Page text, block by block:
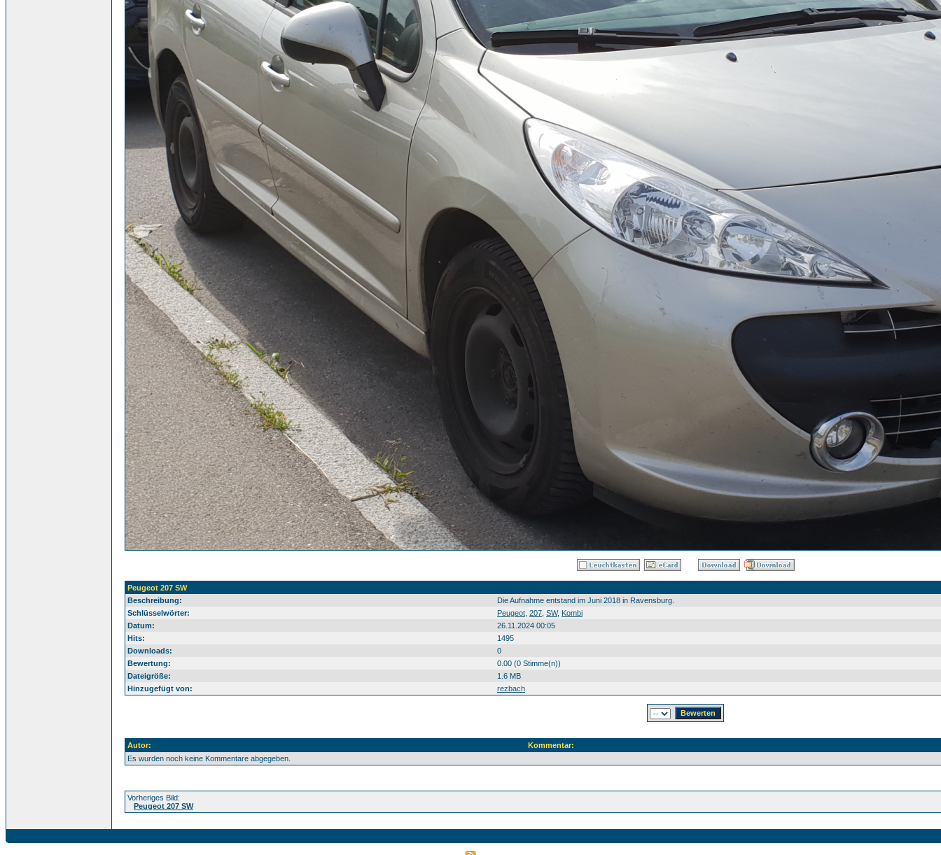
Peugeot 207 SW
Beschreibung:
Die Aufnahme entstand im Juni 2018 in Ravensburg.
Schlüsselwörter:
Peugeot 207 SW, Kombi
Datum:
26.11.2024 00:05
Hits:
1495
Downloads:
0
Bewertung:
0.00 (0 Stimme(n))
Dateigröße:
1.6 MB
Hinzugefügt von:
rezbach
Autor:
Kommentar:
Es wurden noch keine Kommentare abgegeben.
Vorheriges Bild:
Peugeot 207 SW